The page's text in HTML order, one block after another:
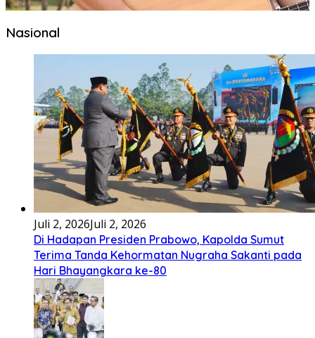
Nasional
Juli 2, 2026Juli 2, 2026
Di Hadapan Presiden Prabowo, Kapolda Sumut
Terima Tanda Kehormatan Nugraha Sakanti pada
Hari Bhayangkara ke-80